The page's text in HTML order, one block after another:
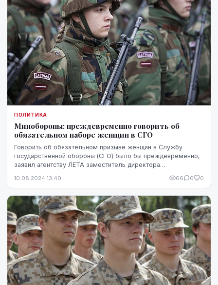
ПОЛИТИКА
Минобороны: преждевременно говорить об
обязательном наборе женщин в СГО
Говорить об обязательном призыве женщин в Службу
государственной обороны (СГО) было бы преждевременно,
заявил агентству ЛЕТА заместитель директора
10.08.2024 13:40 66 0 0